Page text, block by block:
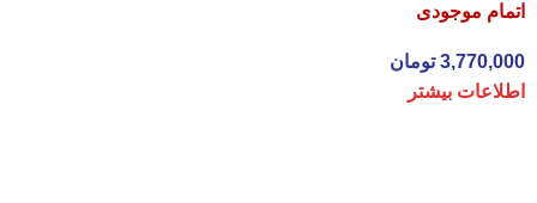
اتمام موجودی
3,770,000 تومان
اطلاعات بیشتر